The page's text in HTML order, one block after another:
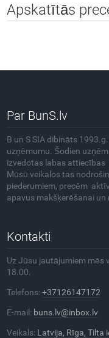
Apskatītās
Par BunS.lv
B un S SIA dibināts
uzņēmumu. Šodien
izvedotas labas attiecības
Mūsū veikalos tas
piederumiem, precēm
apavus makšķerēšanai un
Kontakti
Uz Jūsu jautājumiem mēs
18.00.
Telefons:+37126147172
E-mail: buns.lv@inbox.lv
Veikals: Latvija, Rīga, Tilta